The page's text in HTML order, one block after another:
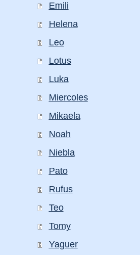
Emili
Helena
Leo
Lotus
Luka
Miercoles
Mikaela
Noah
Niebla
Pato
Rufus
Teo
Tomy
Yaguer